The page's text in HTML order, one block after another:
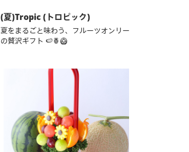
(夏)Tropic (トロピック)
夏をまるごと味わう、フルーツオンリー
の贅沢ギフト 🍉🍍🥝